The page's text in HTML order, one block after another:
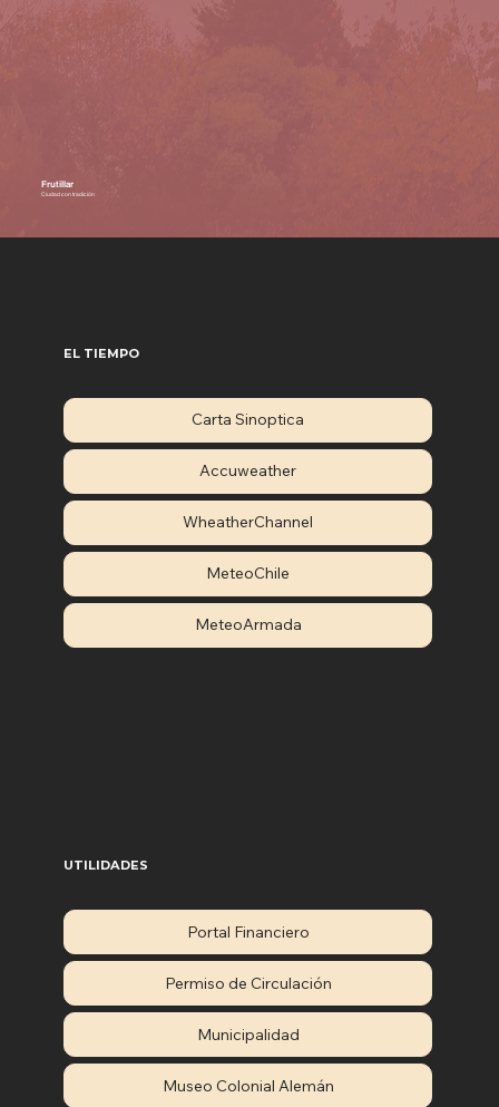
Frutillar
Ciudad con tradición
EL TIEMPO
Carta Sinoptica
Accuweather
WheatherChannel
MeteoChile
MeteoArmada
UTILIDADES
Portal Financiero
Permiso de Circulación
Municipalidad
Museo Colonial Alemán